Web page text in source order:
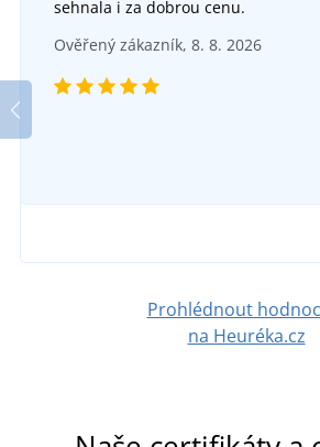
Pracovní kalhoty SIRIUS
452 Kč
sehnala i za dobrou cenu.
Ověřený zákazník, 8. 8. 2026
Prohlédnout
na Heuréka.cz